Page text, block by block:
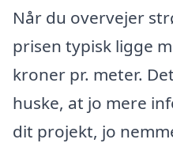
Når du overvejer
prisen typisk ligge
kroner pr. meter.
huske, at jo mere
dit projekt, jo